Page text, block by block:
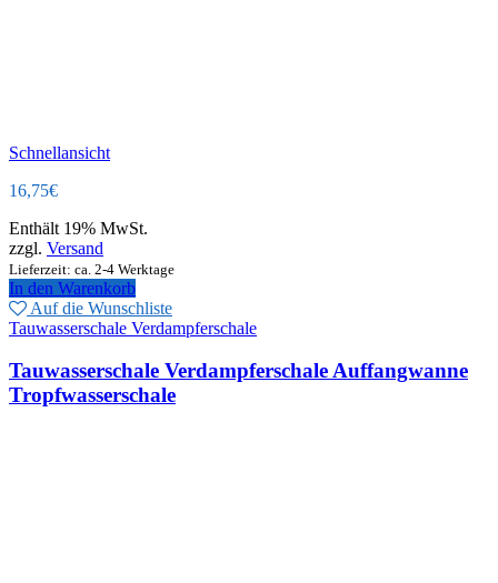
Schnellansicht
16,75€
Enthält 19% MwSt.
zzgl. Versand
Lieferzeit: ca. 2-4 Werktage
In den Warenkorb
Auf die Wunschliste
Tauwasserschale Verdampferschale
Tauwasserschale Verdampferschale Auffangwanne
Tropfwasserschale